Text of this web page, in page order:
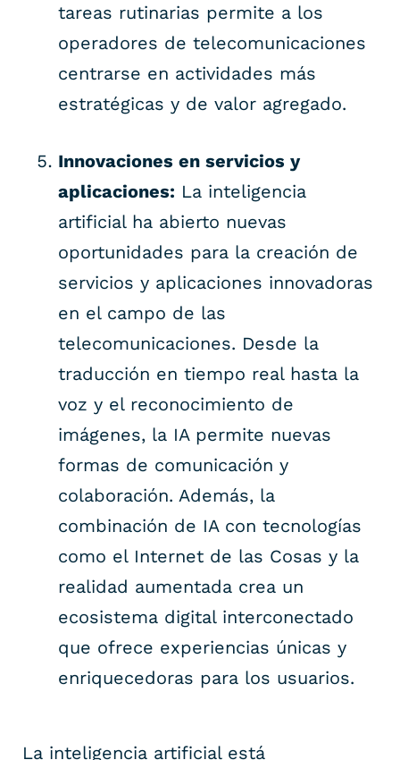
tareas rutinarias permite a los
operadores de telecomunicaciones
centrarse en actividades más
estratégicas y de valor agregado.
Innovaciones en servicios y
aplicaciones: La inteligencia
artificial ha abierto nuevas
oportunidades para la creación de
servicios y aplicaciones innovadoras
en el campo de las
telecomunicaciones. Desde la
traducción en tiempo real hasta la
voz y el reconocimiento de
imágenes, la IA permite nuevas
formas de comunicación y
colaboración. Además, la
combinación de IA con tecnologías
como el Internet de las Cosas y la
realidad aumentada crea un
ecosistema digital interconectado
que ofrece experiencias únicas y
enriquecedoras para los usuarios.
La inteligencia artificial está